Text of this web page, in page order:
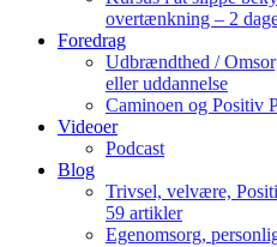
overtænkning – 2
Foredrag
Udbrændthed /
eller uddannelse
Caminoen og Positiv
Videoer
Podcast
Blog
Trivsel, velvære,
59 artikler
Egenomsorg,